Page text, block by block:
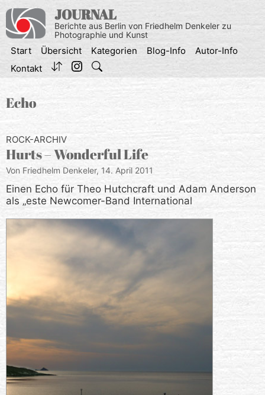
Inhalt
springen
JOURNAL
Berichte aus Berlin von Friedhelm Denkeler zu
Photographie und Kunst
Start Übersicht Kategorien Blog-Info
Autor-Info
Kontakt
Echo
ROCK-ARCHIV
Hurts – Wonderful Life
Von Friedhelm Denkeler, 14. April 2011
Einen Echo für Theo Hutchcraft und Adam Anderson
als „este Newcomer-Band International